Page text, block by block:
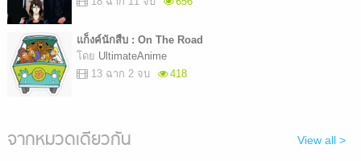
แก็งค์นักสืบ : On The Road
โดย UltimateAnime
13 ฉาก 2 จบ
418
จากหมวดเดียวกัน View all >